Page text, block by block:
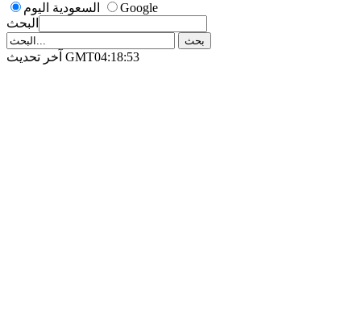
السعودية اليوم
Google
البحث
آخر تحديث GMT04:18:53